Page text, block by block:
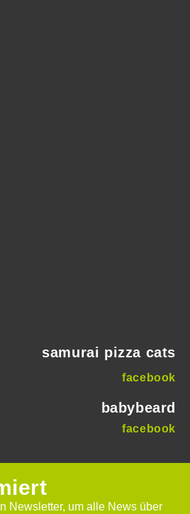
samurai pizza cats
facebook
babybeard
facebook
Newsletter, um alle News über